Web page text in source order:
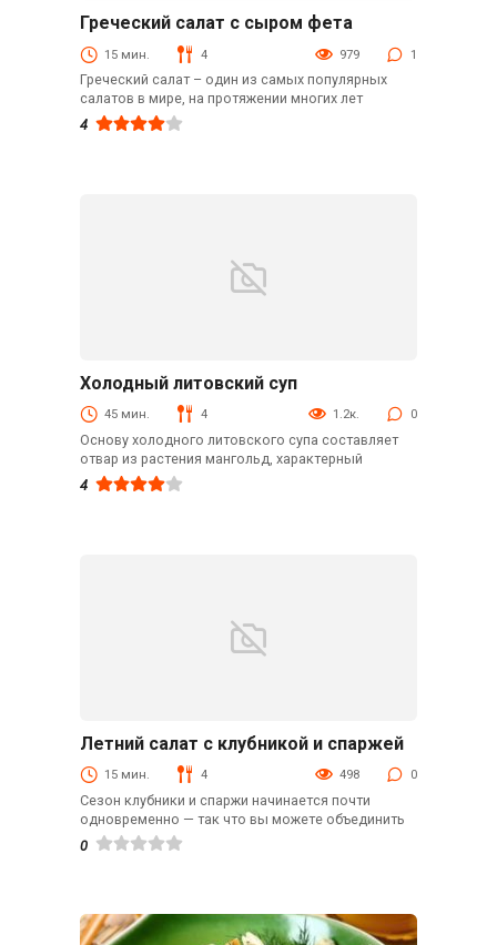
Греческий салат с сыром фета
15 мин. 4 979 1
Греческий салат – один из самых популярных
салатов в мире, на протяжении многих лет
4
Первые блюда
Холодный литовский суп
45 мин. 4 1.2к. 0
Основу холодного литовского супа составляет
отвар из растения мангольд, характерный
4
Летний салат с клубникой и спаржей
15 мин. 4 498 0
Сезон клубники и спаржи начинается почти
одновременно — так что вы можете объединить
0